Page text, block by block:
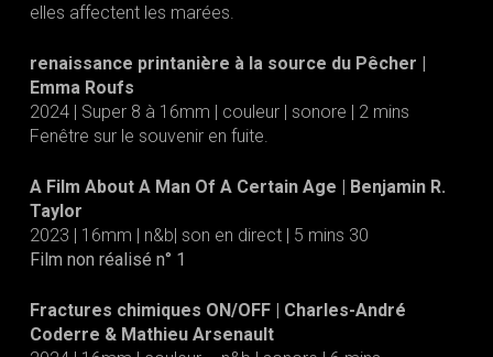
elles affectent les marées.
renaissance printanière à la source du Pêcher |
Emma Roufs
2024 | Super 8 à 16mm | couleur | sonore | 2 mins
Fenêtre sur le souvenir en fuite.
A Film About A Man Of A Certain Age | Benjamin R.
Taylor
2023 | 16mm | n&b| son en direct | 5 mins 30
Film non réalisé n° 1
Fractures chimiques ON/OFF | Charles-André
Coderre & Mathieu Arsenault